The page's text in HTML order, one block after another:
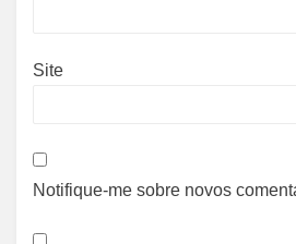
Site
Notifique-me sobre novos